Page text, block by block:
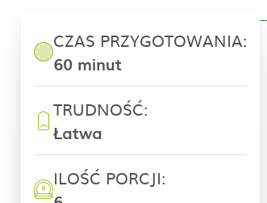
CZAS PRZYGOTOWANIA:
60 minut
TRUDNOŚĆ:
Łatwa
ILOŚĆ PORCJI: